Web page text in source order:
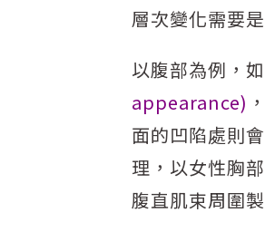
層次變化需要
以腹部為例，
appearance)
面的凹陷處則
理，以女性胸
腹直肌束周圍